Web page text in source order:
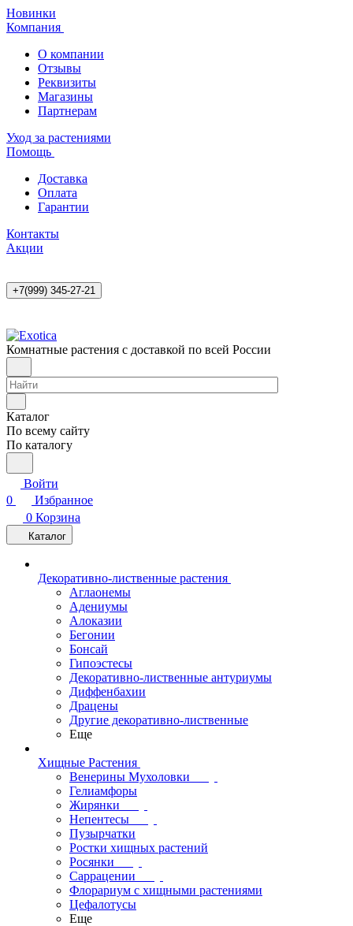
Новинки
Компания
О компании
Отзывы
Реквизиты
Магазины
Партнерам
Уход за растениями
Помощь
Доставка
Оплата
Гарантии
Контакты
Акции
+7(999) 345-27-21
Комнатные растения с доставкой по всей России
Каталог
По всему сайту
По каталогу
Войти
0
Избранное
0 Корзина
Каталог
Декоративно-лиственные растения
Аглаонемы
Адениумы
Алоказии
Бегонии
Бонсай
Гипоэстесы
Декоративно-лиственные антуриумы
Диффенбахии
Драцены
Другие декоративно-лиственные
Еще
Хищные Растения
Венерины Мухоловки
Гелиамфоры
Жирянки
Непентесы
Пузырчатки
Ростки хищных растений
Росянки
Саррацении
Флорариум с хищными растениями
Цефалотусы
Еще